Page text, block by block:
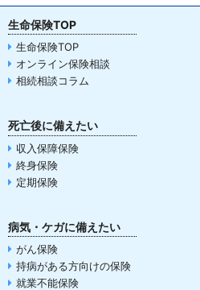
生命保険TOP
生命保険TOP
オンライン保険相談
相続相談コラム
死亡後に備えたい
収入保障保険
終身保険
定期保険
病気・ケガに備えたい
がん保険
持病がある方向けの保険
就業不能保険